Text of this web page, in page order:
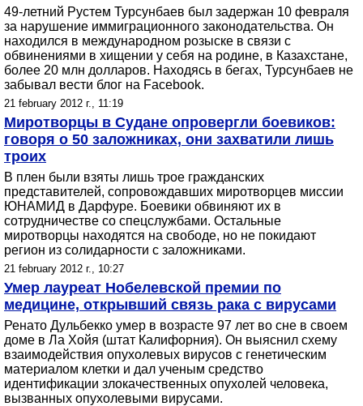
49-летний Рустем Турсунбаев был задержан 10 февраля
за нарушение иммиграционного законодательства. Он
находился в международном розыске в связи с
обвинениями в хищении у себя на родине, в Казахстане,
более 20 млн долларов. Находясь в бегах, Турсунбаев не
забывал вести блог на Facebook.
21 february 2012 г., 11:19
Миротворцы в Судане опровергли боевиков:
говоря о 50 заложниках, они захватили лишь
троих
В плен были взяты лишь трое гражданских
представителей, сопровождавших миротворцев миссии
ЮНАМИД в Дарфуре. Боевики обвиняют их в
сотрудничестве со спецслужбами. Остальные
миротворцы находятся на свободе, но не покидают
регион из солидарности с заложниками.
21 february 2012 г., 10:27
Умер лауреат Нобелевской премии по
медицине, открывший связь рака с вирусами
Ренато Дульбекко умер в возрасте 97 лет во сне в своем
доме в Ла Хойя (штат Калифорния). Он выяснил схему
взаимодействия опухолевых вирусов с генетическим
материалом клетки и дал ученым средство
идентификации злокачественных опухолей человека,
вызванных опухолевыми вирусами.